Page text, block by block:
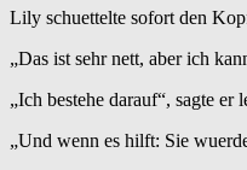
Lily schuettelte sofort den
„Das ist sehr nett, aber ich
„Ich bestehe darauf“, sagte er
„Und wenn es hilft: Sie